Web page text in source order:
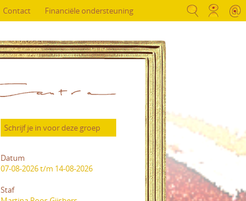
Contact Financiële ondersteuning
Datum
07-08-2026 t/m 14-08-2026
Staf